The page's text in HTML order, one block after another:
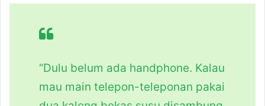
“Dulu belum ada handphone. Kalau
mau main telepon-teleponan pakai